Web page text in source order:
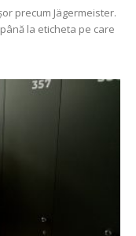
precum Jägermeister.
la eticheta pe care